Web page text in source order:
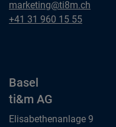
Bern
ti&m AG
marketing@ti8m.ch
Bern
+41 31 960 15 55
Basel
ti&m AG
Elisabethenanlage 9